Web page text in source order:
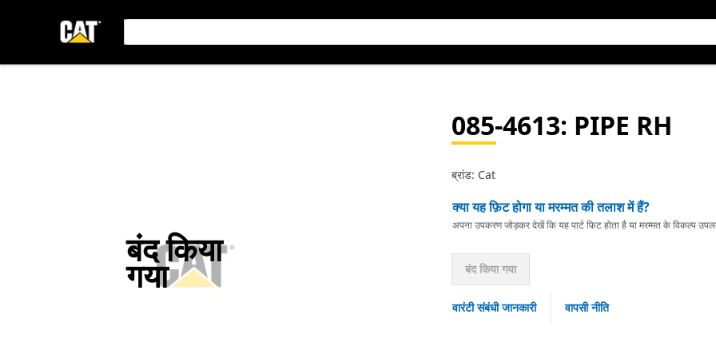
बंद किया
गया
085-4613: PIPE RH
ब्रांड: Cat
क्या यह फ़िट होगा या मरम्मत की तलाश में हैं?
अपना उपकरण जोड़कर देखें कि यह पार्ट फ़िट होता है या मरम्मत के विकल्प
बंद किया गया
वारंटी संबंधी जानकारी वापसी नीति